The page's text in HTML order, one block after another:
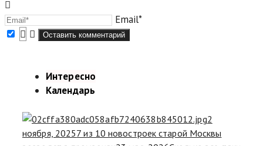
Email*
Интересно
Календарь
2
ноября, 20257 из 10 новостроек старой Москвы